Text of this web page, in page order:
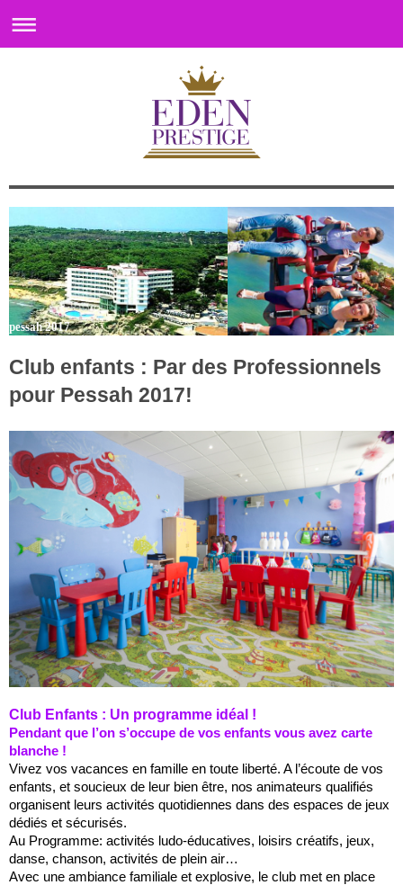
pessah 2017
Club enfants : Par des Professionnels
pour Pessah 2017!
Club Enfants : Un programme idéal !
Pendant que l’on s’occupe de vos enfants vous avez carte
blanche !
Vivez vos vacances en famille en toute liberté. A l’écoute de vos
enfants, et soucieux de leur bien être, nos animateurs qualifiés
organisent leurs activités quotidiennes dans des espaces de jeux
dédiés et sécurisés.
Au Programme: activités ludo-éducatives, loisirs créatifs, jeux,
danse, chanson, activités de plein air…
Avec une ambiance familiale et explosive, le club met en place